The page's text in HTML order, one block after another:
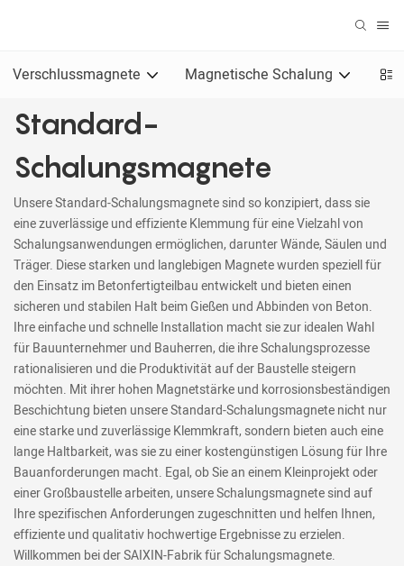
Verschlussmagnete Magnetische Schalung
Standard-
Schalungsmagnete
Unsere Standard-Schalungsmagnete sind so konzipiert, dass sie
eine zuverlässige und effiziente Klemmung für eine Vielzahl von
Schalungsanwendungen ermöglichen, darunter Wände, Säulen und
Träger. Diese starken und langlebigen Magnete wurden speziell für
den Einsatz im Betonfertigteilbau entwickelt und bieten einen
sicheren und stabilen Halt beim Gießen und Abbinden von Beton.
Ihre einfache und schnelle Installation macht sie zur idealen Wahl
für Bauunternehmer und Bauherren, die ihre Schalungsprozesse
rationalisieren und die Produktivität auf der Baustelle steigern
möchten. Mit ihrer hohen Magnetstärke und korrosionsbeständigen
Beschichtung bieten unsere Standard-Schalungsmagnete nicht nur
eine starke und zuverlässige Klemmkraft, sondern bieten auch eine
lange Haltbarkeit, was sie zu einer kostengünstigen Lösung für Ihre
Bauanforderungen macht. Egal, ob Sie an einem Kleinprojekt oder
einer Großbaustelle arbeiten, unsere Schalungsmagnete sind auf
Ihre spezifischen Anforderungen zugeschnitten und helfen Ihnen,
effiziente und qualitativ hochwertige Ergebnisse zu erzielen.
Willkommen bei der SAIXIN-Fabrik für Schalungsmagnete.